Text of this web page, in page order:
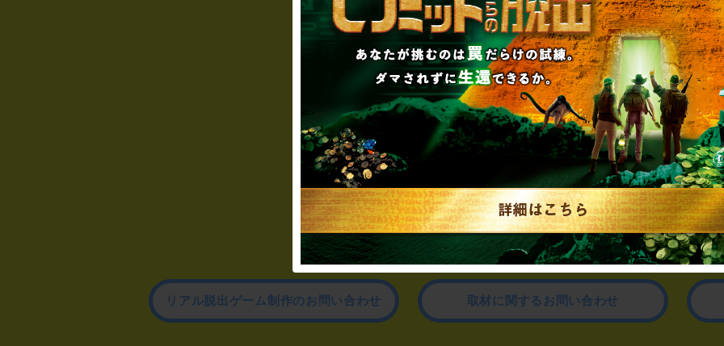
制作のご相談、コラボレーションなど、
お気軽にお問い合わせください。
▼一般のお客様はこちら
公演内容、チケットのお問い合わせ
▼企業／法人の方はこちら
リアル脱出ゲーム制作のお問い合わせ 取材に関するお問い合わせ